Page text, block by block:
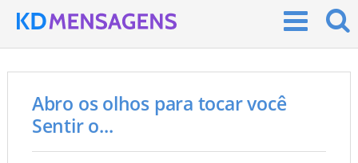
Abro os olhos para tocar você
Sentir o...